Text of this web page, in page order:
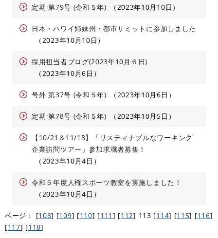
定期 第79号 (令和５年) 2023年10月10日
日本・ハワイ姉妹州・都市サミットに参加しました
2023年10月10日
採用担当者ブログ(2023年10月６日)
2023年10月6日
号外 第37号 (令和５年) 2023年10月6日
定期 第78号 (令和５年) 2023年10月5日
【10/21＆11/18】「サスティナブルなワーキング
企業訪問ツアー」参加求職者募集！
2023年10月4日
令和５年度人権スポーツ教室を実施しました！
2023年10月4日
ページ： [108] [109] [110] [111 ] [112] 113 [114] [115] [116]
[117] [118]